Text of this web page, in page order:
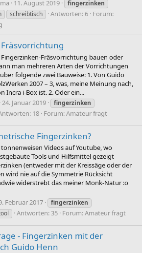
11. August 2019
fingerzinken
schreibtisch Antworten: 6 Forum:
Fingerzinken-Fräsvorrichtung bauen oder
man mehreren Arten der Vorrichtungen
folgende zwei Bauweise: 1. Von Guido
2007 – 3, was, meine Meinung nach,
Incra i-Box ist. 2. Oder ein...
24. Januar 2019
fingerzinken
18 Forum:Amateur fragt
Fingerzinken?
Videos auf Youtube, wo
Tools und Hilfsmittel gezeigt
(entweder mit der Kreissäge oder der
wird nie auf die Symmetrie Rücksicht
widerstrebt das meiner Monk-Natur :o
Februar 2017
fingerzinken
Antworten: 35 Forum:Amateur fragt
- Fingerzinken mit der
Guido Henn